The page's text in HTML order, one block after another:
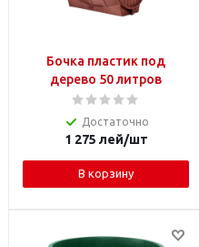
Бочка пластик под
дерево 50 литров
Достаточно
1 275 лей/шт
В корзину